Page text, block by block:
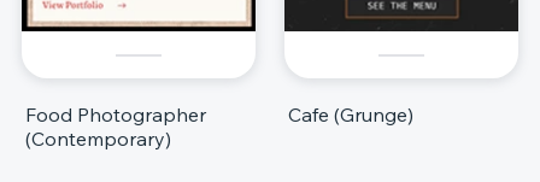
Food Photographer
(Contemporary)
Cafe (Grunge)